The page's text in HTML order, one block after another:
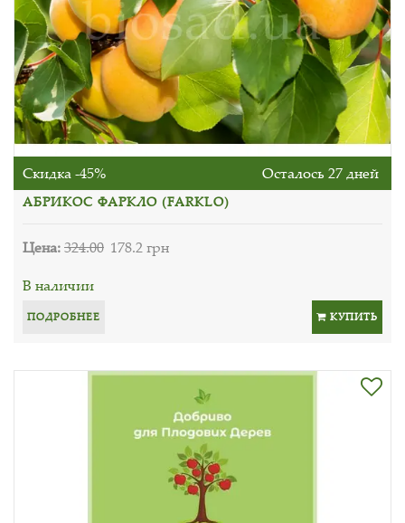
Скидка -45% Осталось 27 дней
АБРИКОС ФАРКЛО (FARKLO)
Цена:324.00 178.2 грн
В наличии
ПОДРОБНЕЕ КУПИТЬ